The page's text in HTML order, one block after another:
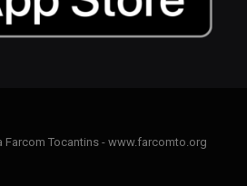
Farcom Tocantins - www.farcomto.org